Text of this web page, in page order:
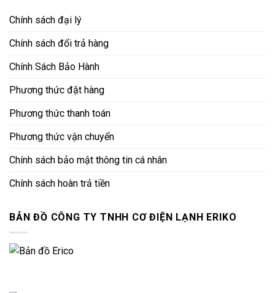
Chính sách đại lý
Chính sách đổi trả hàng
Chính Sách Bảo Hành
Phương thức đặt hàng
Phương thức thanh toán
Phương thức vận chuyển
Chính sách bảo mật thông tin cá nhân
Chính sách hoàn trả tiền
BẢN ĐỒ CÔNG TY TNHH CƠ ĐIỆN LẠNH ERIKO